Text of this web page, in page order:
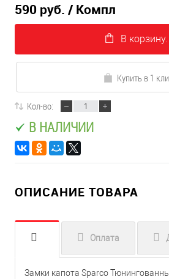
590 руб. / Компл
В корзину.
Купить в 1
Кол-во:
В НАЛИЧИИ
ОПИСАНИЕ ТОВАРА
Оплата
Замки капота Sparco